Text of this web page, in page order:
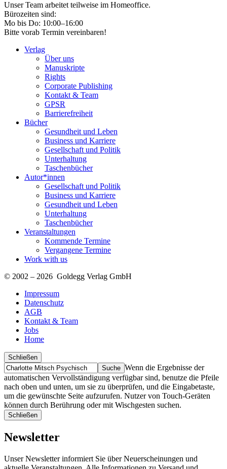
Unser Team arbeitet teilweise im Homeoffice.
Bürozeiten sind:
Mo bis Do: 10:00–16:00
Bitte vorab Termin vereinbaren!
Verlag
Über uns
Manuskripte
Rights
Corporate Publishing
Kontakt & Team
GPSR
Barrierefreiheit
Bücher
Gesundheit und Leben
Business und Karriere
Gesellschaft und Politik
Unterhaltung
Taschenbücher
Autor*innen
Gesellschaft und Politik
Business und Karriere
Gesundheit und Leben
Unterhaltung
Taschenbücher
Veranstaltungen
Kommende Termine
Vergangene Termine
Work with us
© 2002 – 2026 Goldegg Verlag GmbH
Impressum
Datenschutz
AGB
Kontakt & Team
Jobs
Home
Schließen
Suche
Finde
…
Wenn die Ergebnisse der
automatischen Vervollständigung verfügbar sind, benutze die Pfeile
nach oben und unten, um sie zu überprüfen, und die Eingabetaste,
um die gewünschte Seite aufzurufen. Nutzer von Touch-Geräten
können durch Berührung oder mit Wischgesten suchen.
Schließen
Newsletter
Unser Newsletter informiert Sie über Neuerscheinungen und